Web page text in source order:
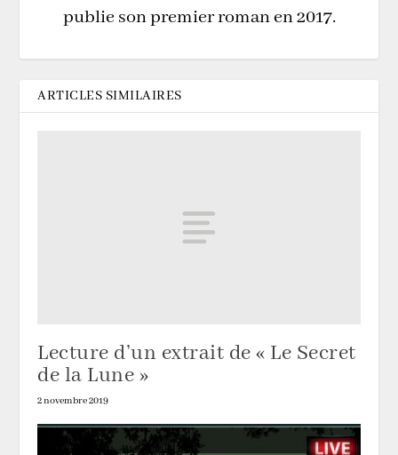
publie son premier roman en 2017.
ARTICLES SIMILAIRES
Lecture d’un extrait de « Le Secret
de la Lune »
2 novembre 2019